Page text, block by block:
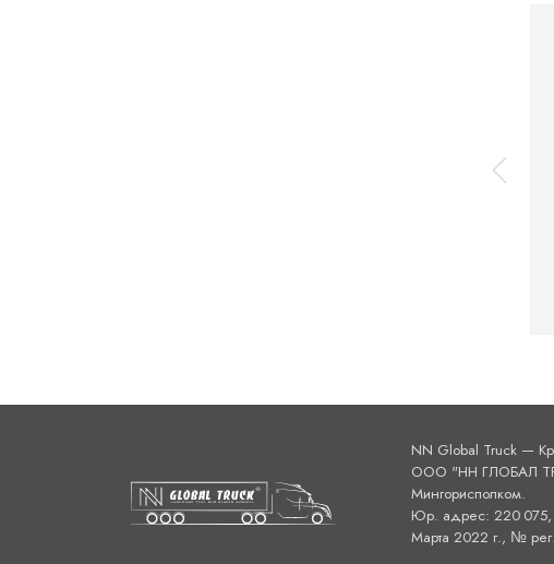
NN Global Truck —
ООО "НН ГЛОБАЛ
Мингорисполком.
Юр. адрес: 220 075,
Марта 2022 г., №